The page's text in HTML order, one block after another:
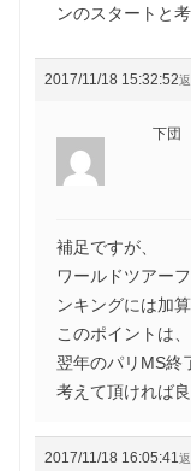
ンのスタートと
2017/11/18 15:32:52
下団
補足ですが、
ワールドツアー
ンキングには加
このポイントは
翌年のパリMS終
考えて頂ければ
2017/11/18 16:05:41